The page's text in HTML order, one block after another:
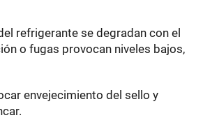
refrigerante se degradan con el
o fugas provocan niveles bajos,
envejecimiento del sello y